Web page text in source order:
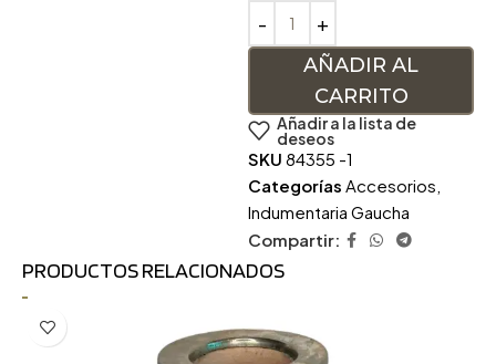
AÑADIR AL
CARRITO
Añadir a la lista de
deseos
SKU 84355 -1
Categorías Accesorios,
Indumentaria Gaucha
Compartir:
PRODUCTOS RELACIONADOS